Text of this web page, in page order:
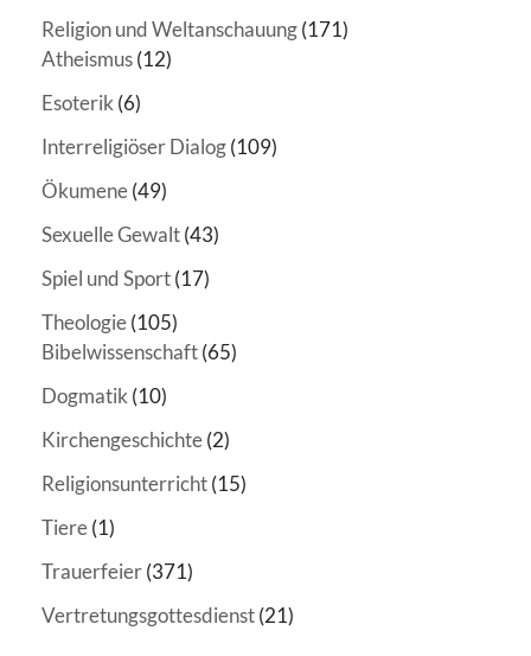
Religion und Weltanschauung(171)
Atheismus(12)
Esoterik(6)
Interreligiöser Dialog(109)
Ökumene(49)
Sexuelle Gewalt(43)
Spiel und Sport(17)
Theologie(105)
Bibelwissenschaft(65)
Dogmatik(10)
Kirchengeschichte(2)
Religionsunterricht(15)
Tiere(1)
Trauerfeier(371)
Vertretungsgottesdienst(21)